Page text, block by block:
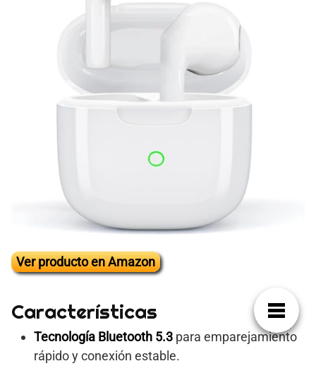
Ver producto en Amazon
Características
Tecnología Bluetooth 5.3 para emparejamiento
rápido y conexión estable.